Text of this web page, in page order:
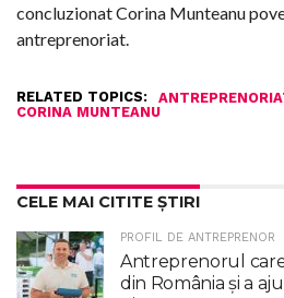
concluzionat Corina Munteanu
antreprenoriat.
RELATED TOPICS:
CORINA MUNTEANU
CELE MAI CITITE ȘTIRI
PROFIL DE ANTREPRENOR
Antreprenorul
din România și a